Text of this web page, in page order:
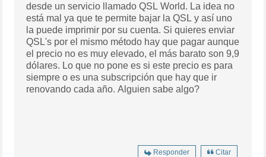
desde un servicio llamado QSL World. La idea no
está mal ya que te permite bajar la QSL y así uno
la puede imprimir por su cuenta. Si quieres enviar
QSL's por el mismo método hay que pagar aunque
el precio no es muy elevado, el más barato son 9,9
dólares. Lo que no pone es si este precio es para
siempre o es una subscripción que hay que ir
renovando cada año. Alguien sabe algo?
Responder Citar